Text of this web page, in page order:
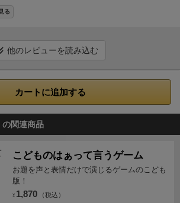
８人まで遊べてかつ説明もほぼいらなく
活躍しています。このゲームは今後重宝する
。 遊評:☆9
か、焦りなのか、無関心なのか、などで微妙
ニュアンスを表現するのがコツです。
る
他のレビューを読み込む
カートに追加する
の関連商品
こどものはぁって言うゲーム
お題を声と表情だけで演じるゲームのこども
版！
¥ 1,870 （税込）